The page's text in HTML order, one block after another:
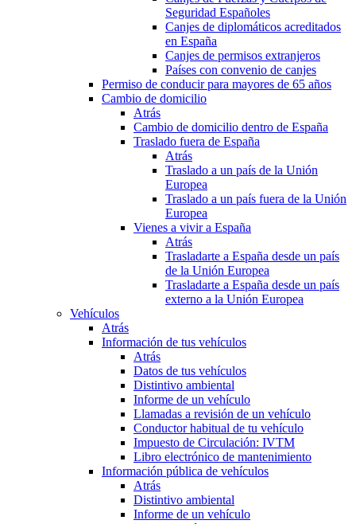
Seguridad Españoles
Canjes de diplomáticos acreditados
en España
Canjes de permisos extranjeros
Países con convenio de canjes
Permiso de conducir para mayores de 65 años
Cambio de domicilio
Atrás
Cambio de domicilio dentro de España
Traslado fuera de España
Atrás
Traslado a un país de la Unión
Europea
Traslado a un país fuera de la Unión
Europea
Vienes a vivir a España
Atrás
Trasladarte a España desde un país
de la Unión Europea
Trasladarte a España desde un país
externo a la Unión Europea
Vehículos
Atrás
Información de tus vehículos
Atrás
Datos de tus vehículos
Distintivo ambiental
Informe de un vehículo
Llamadas a revisión de un vehículo
Conductor habitual de tu vehículo
Impuesto de Circulación: IVTM
Libro electrónico de mantenimiento
Información pública de vehículos
Atrás
Distintivo ambiental
Informe de un vehículo